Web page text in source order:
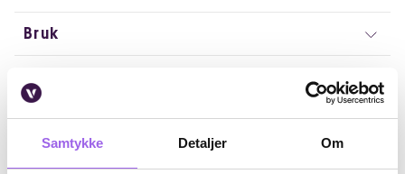
Samtykke Detaljer Om
Bruk
Artikkelnummer: 240828042
Omtaler